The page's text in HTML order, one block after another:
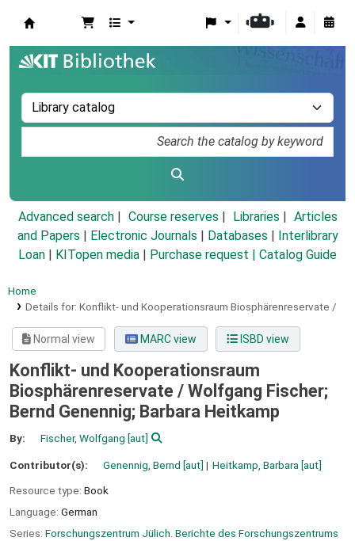
Advanced search Course reserves Libraries
Articles
and Papers
Electronic Journals Databases
Interlibrary
Loan
KITopen media Purchase request | Catalog Guide
Home
Details for: Konflikt- und Kooperationsraum Biosphärenreservate /
Normal view MARC view ISBD view
Konflikt- und Kooperationsraum
Biosphärenreservate / Wolfgang Fischer;
Bernd Genennig; Barbara Heitkamp
By: Fischer, Wolfgang [aut]
Contributor(s): Genennig, Bernd [aut] Heitkamp, Barbara [aut]
Resource type: Book
Language: German
Series: Forschungszentrum Jülich. Berichte des Forschungszentrums